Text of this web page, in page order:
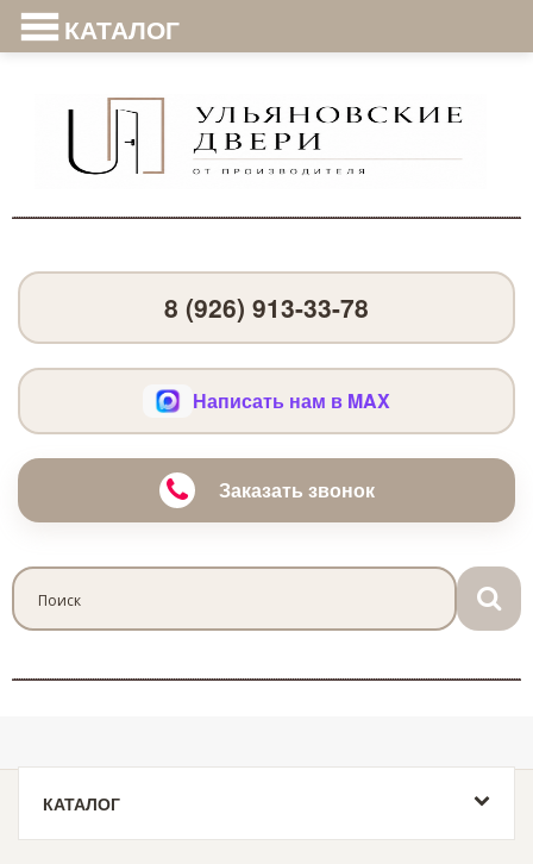
КАТАЛОГ
8 (926) 913-33-78
Написать нам в MAX
Заказать звонок
КАТАЛОГ